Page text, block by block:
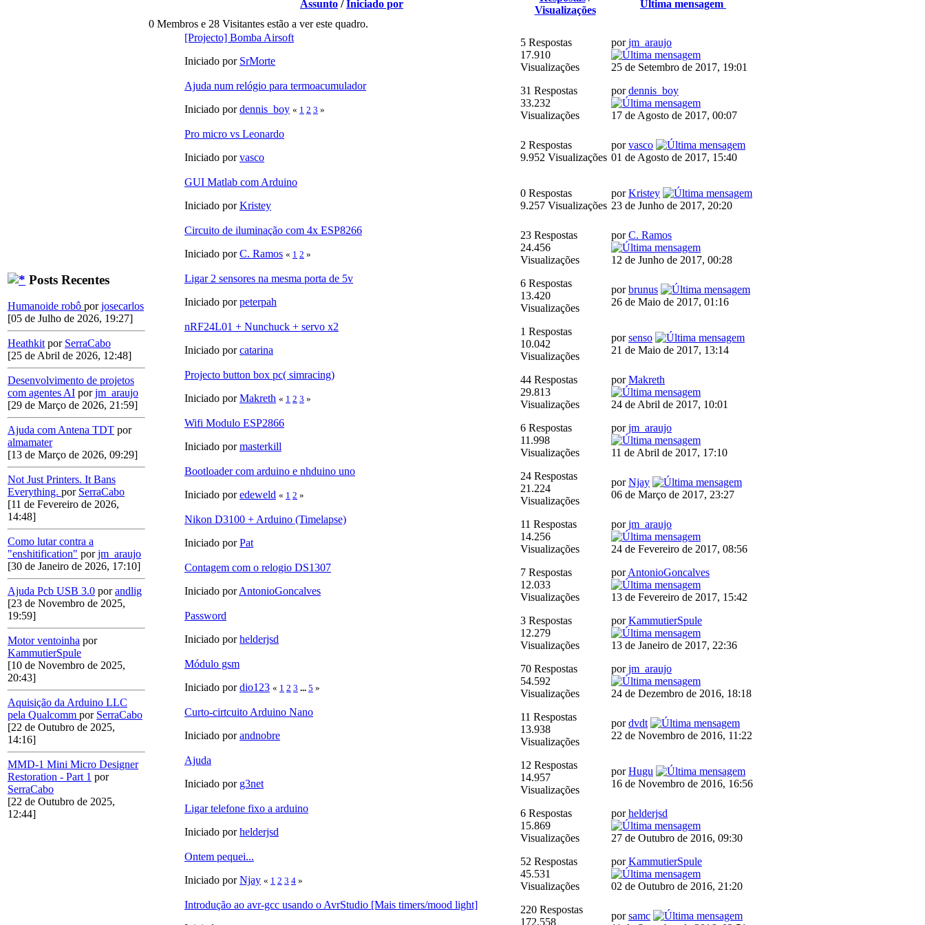
Posts Recentes
Humanoide robô porjosecarlos
[05 de Julho de 2026, 19:27]
Heathkit por SerraCabo
[25 de Abril de 2026, 12:48]
Desenvolvimento de projetos
com agentes AI porjm_araujo
[29 de Março de 2026, 21:59]
Ajuda com Antena TDT por
almamater
[13 de Março de 2026, 09:29]
Not Just Printers. It Bans
Everything. por SerraCabo
[11 de Fevereiro de 2026,
14:48]
Como lutar contra a
"enshitification" porjm_araujo
[30 de Janeiro de 2026, 17:10]
Ajuda Pcb USB 3.0 porandlig
[23 de Novembro de 2025,
19:59]
Motor ventoinha por
KammutierSpule
[10 de Novembro de 2025,
20:43]
Aquisição da Arduino LLC
pela Qualcomm por SerraCabo
[22 de Outubro de 2025,
14:16]
MMD-1 Mini Micro Designer
Restoration - Part 1 por
SerraCabo
[22 de Outubro de 2025,
12:44]
Assunto /Iniciado por
Visualizações
Última mensagem
0 Membros e 28 Visitantes estão a ver este quadro.
[Projecto] Bomba Airsoft
Iniciado por SrMorte
5 Respostas
17.910
Visualizações
porjm_araujo
25 de Setembro de 2017, 19:01
Ajuda num relógio para termoacumulador
Iniciado pordennis_boy « 1 2 3 »
31 Respostas
33.232
Visualizações
pordennis_boy
17 de Agosto de 2017, 00:07
Pro micro vs Leonardo
Iniciado porvasco
2 Respostas
9.952 Visualizações
porvasco
01 de Agosto de 2017, 15:40
GUI Matlab com Arduino
Iniciado porKristey
0 Respostas
9.257 Visualizações
porKristey
23 de Junho de 2017, 20:20
Circuito de iluminação com 4x ESP8266
Iniciado porC. Ramos « 1 2 »
23 Respostas
24.456
Visualizações
porC. Ramos
12 de Junho de 2017, 00:28
Ligar 2 sensores na mesma porta de 5v
Iniciado porpeterpah
6 Respostas
13.420
Visualizações
porbrunus
26 de Maio de 2017, 01:16
nRF24L01 + Nunchuck + servo x2
Iniciado porcatarina
1 Respostas
10.042
Visualizações
porsenso
21 de Maio de 2017, 13:14
Projecto button box pc( simracing)
Iniciado porMakreth « 1 2 3 »
44 Respostas
29.813
Visualizações
porMakreth
24 de Abril de 2017, 10:01
Wifi Modulo ESP2866
Iniciado pormasterkill
6 Respostas
11.998
Visualizações
porjm_araujo
11 de Abril de 2017, 17:10
Bootloader com arduino e nhduino uno
Iniciado poredeweld « 1 2 »
24 Respostas
21.224
Visualizações
porNjay
06 de Março de 2017, 23:27
Nikon D3100 + Arduino (Timelapse)
Iniciado porPat
11 Respostas
14.256
Visualizações
porjm_araujo
24 de Fevereiro de 2017, 08:56
Contagem com o relogio DS1307
Iniciado porAntonioGoncalves
7 Respostas
12.033
Visualizações
porAntonioGoncalves
13 de Fevereiro de 2017, 15:42
Password
Iniciado porhelderjsd
3 Respostas
12.279
Visualizações
porKammutierSpule
13 de Janeiro de 2017, 22:36
Módulo gsm
Iniciado pordio123 « 1 2 3 ... 5 »
70 Respostas
54.592
Visualizações
porjm_araujo
24 de Dezembro de 2016, 18:18
Curto-cirtcuito Arduino Nano
Iniciado porandnobre
11 Respostas
13.938
Visualizações
pordvdt
22 de Novembro de 2016, 11:22
Ajuda
Iniciado por g3net
12 Respostas
14.957
Visualizações
porHugu
16 de Novembro de 2016, 16:56
Ligar telefone fixo a arduino
Iniciado porhelderjsd
6 Respostas
15.869
Visualizações
porhelderjsd
27 de Outubro de 2016, 09:30
Ontem pequei...
Iniciado porNjay « 1 2 3 4 »
52 Respostas
45.531
Visualizações
porKammutierSpule
02 de Outubro de 2016, 21:20
Introdução ao avr-gcc usando o AvrStudio [Mais timers/mood light]
220 Respostas
172.558
porsamc